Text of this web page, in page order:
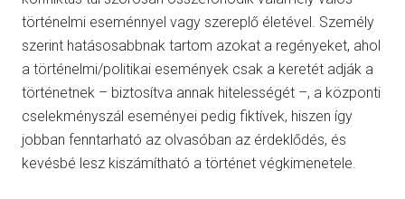
történelmi eseménnyel vagy szereplő életével. Személy
szerint hatásosabbnak tartom azokat a regényeket, ahol
a történelmi/politikai események csak a keretét adják a
történetnek – biztosítva annak hitelességét –, a központi
cselekményszál eseményei pedig fiktívek, hiszen így
jobban fenntarható az olvasóban az érdeklődés, és
kevésbé lesz kiszámítható a történet végkimenetele.